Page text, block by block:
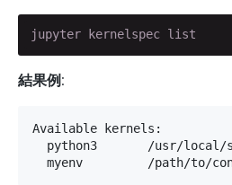
jupyter kernelspec list
結果例 :
Available kernels:
python3       /usr/
myenv         /path/to/